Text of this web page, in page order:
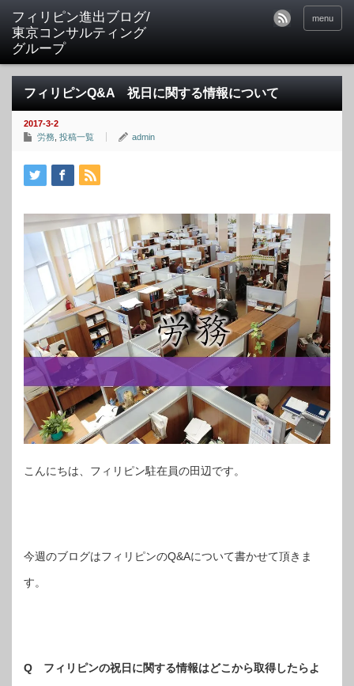
フィリピン進出ブログ/
東京コンサルティング
グループ
menu
フィリピンQ&A 祝日に関する情報について
2017-3-2
労務 投稿一覧 admin
こんにちは、フィリピン駐在員の田辺です。
今週のブログはフィリピンのQ&Aについて書かせて頂きま
す。
Q フィリピンの祝日に関する情報はどこから取得したらよ